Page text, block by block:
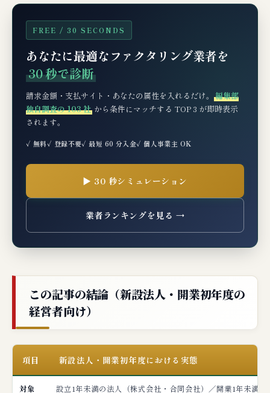
月）の大口プロジェクト立上げ
パターン③：建設下請（設立8ヶ月）の元請か
らの長サイト対応
パターン④：小売・EC系新設法人（設立3ヶ
月）の在庫先行投資
パターン⑤：サービス業（設立10ヶ月）の助成
金支給待ちつなぎ
業界における新設法人ファクタリングの位
置付け
新設法人ファクタリングが向く事業者・向
新設法人のファクタリング失敗パターン4選
い』に誘い込まれる
失敗3：公庫融資・補助金との時間軸分業を考
慮しない
失敗4：必要書類の不備で再提出ループ・当日
業界平均との比較
FREE / 30 SECONDS
あなたに最適なファクタリング業者を
30 秒で診断
請求金額・支払サイト・あなたの属性を入れるだけ。 編集部
独自調査の 103 社 から条件にマッチする TOP 3 が即時表示
されます。
✓ 無料✓ 登録不要✓ 最短 60 分入金✓ 個人事業主 OK
▶ 30 秒シミュレーション
業者ランキングを見る →
この記事の結論（新設法人・開業初年度の
経営者向け）
項目 新設法人・開業初年度における実態
対象 設立1年未満の法人（株式会社・合同会社）／開業1年未満